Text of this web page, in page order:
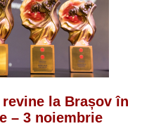
la Brașov în
– 3 noiembrie